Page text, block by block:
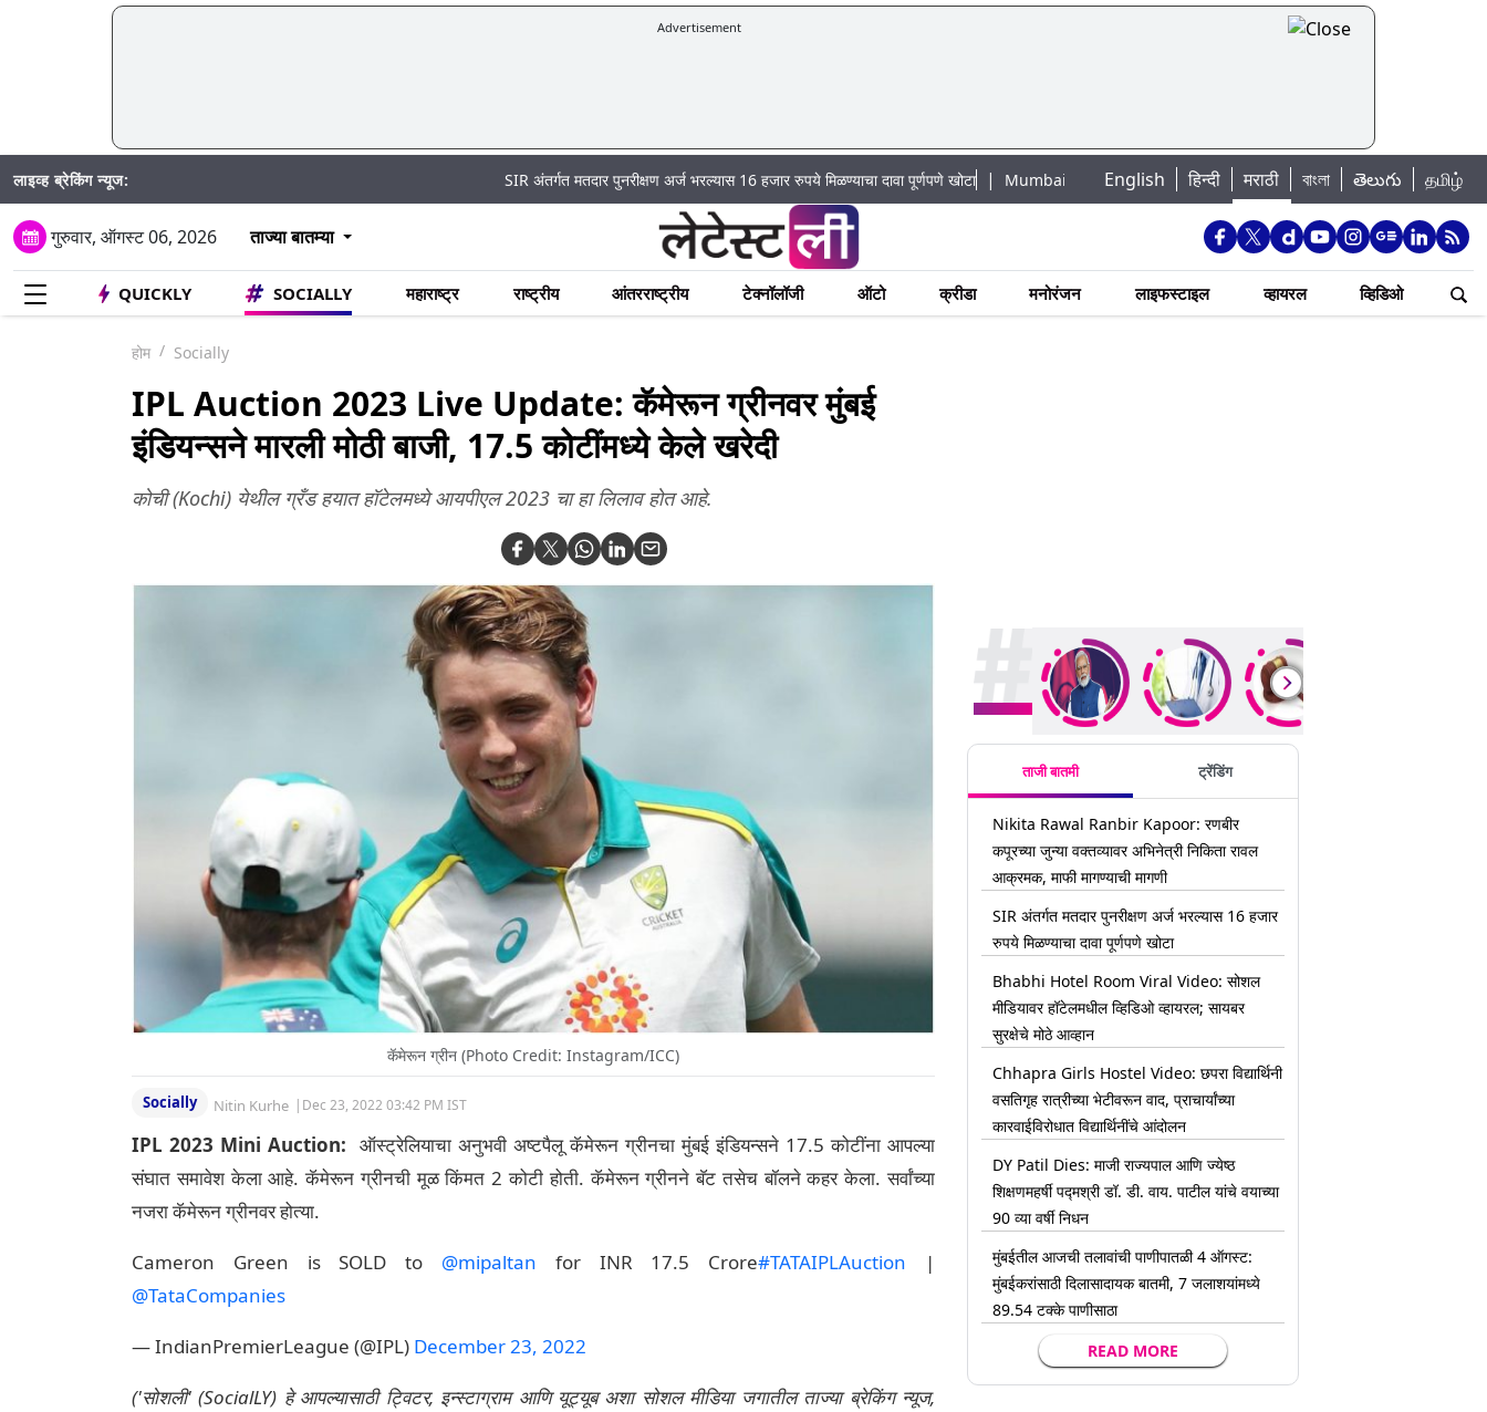
Advertisement
लाइव्ह ब्रेकिंग न्यूज: SIR अंतर्गत मतदार पुनरीक्षण अर्ज भरल्यास 16 हजार रुपये मिळण्याचा दावा पूर्णपणे खोटा|Mumbai Lake Water Levels: मुंबई पाणीपुरवठा अपडेट: शहरातील 7 तलावांमधील जलसाठा 88.93
English हिन्दी मराठी বাংলা తెలుగు தமிழ்
गुरुवार, ऑगस्ट 06, 2026 ताज्या बातम्या
QUICKLY SOCIALLY महाराष्ट्र राष्ट्रीय आंतरराष्ट्रीय टेक्नॉलॉजी ऑटो क्रीडा मनोरंजन लाइफस्टाइल व्हायरल व्हिडिओ
होम Socially
IPL Auction 2023 Live Update: कॅमेरून ग्रीनवर मुंबई
इंडियन्सने मारली मोठी बाजी, 17.5 कोटींमध्ये केले खरेदी
कोची (Kochi) येथील ग्रँड हयात हॉटेलमध्ये आयपीएल 2023 चा हा लिलाव होत आहे.
कॅमेरून ग्रीन (Photo Credit: Instagram/ICC)
Socially Nitin Kurhe | Dec 23, 2022 03:42 PM IST
IPL 2023 Mini Auction: ऑस्ट्रेलियाचा अनुभवी अष्टपैलू कॅमेरून ग्रीनचा मुंबई इंडियन्सने 17.5 कोटींना आपल्या
संघात समावेश केला आहे. कॅमेरून ग्रीनची मूळ किंमत 2 कोटी होती. कॅमेरून ग्रीनने बॅट तसेच बॉलने कहर केला. सर्वांच्या
नजरा कॅमेरून ग्रीनवर होत्या.
Cameron Green is SOLD to @mipaltan for INR 17.5 Crore#TATAIPLAuction |
@TataCompanies
— IndianPremierLeague (@IPL) December 23, 2022
('सोशली' (SocialLY) हे आपल्यासाठी ट्विटर, इन्स्टाग्राम आणि यूट्यूब अशा सोशल मीडिया जगातील ताज्या ब्रेकिंग न्यूज,
ताजी बातमी ट्रेंडिंग
Nikita Rawal Ranbir Kapoor: रणबीर
कपूरच्या जुन्या वक्तव्यावर अभिनेत्री निकिता रावल
आक्रमक, माफी मागण्याची मागणी
SIR अंतर्गत मतदार पुनरीक्षण अर्ज भरल्यास 16 हजार
रुपये मिळण्याचा दावा पूर्णपणे खोटा
Bhabhi Hotel Room Viral Video: सोशल
मीडियावर हॉटेलमधील व्हिडिओ व्हायरल; सायबर
सुरक्षेचे मोठे आव्हान
Chhapra Girls Hostel Video: छपरा विद्यार्थिनी
वसतिगृह रात्रीच्या भेटीवरून वाद, प्राचार्यांच्या
कारवाईविरोधात विद्यार्थिनींचे आंदोलन
DY Patil Dies: माजी राज्यपाल आणि ज्येष्ठ
शिक्षणमहर्षी पद्मश्री डॉ. डी. वाय. पाटील यांचे वयाच्या
90 व्या वर्षी निधन
मुंबईतील आजची तलावांची पाणीपातळी 4 ऑगस्ट:
मुंबईकरांसाठी दिलासादायक बातमी, 7 जलाशयांमध्ये
89.54 टक्के पाणीसाठा
READ MORE